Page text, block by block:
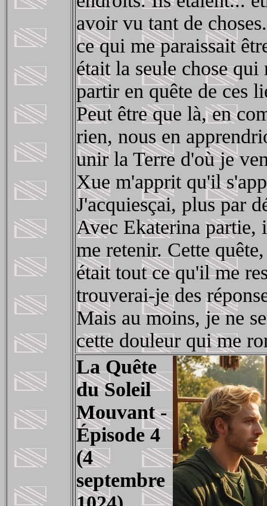
avoir vu tant de
ce qui me paraissait
était la seule chose
partir en quête de ces
Peut être que là, en
rien, nous en
unir la Terre d'où je
Xue m'apprit qu'il
J'acquiesçai, plus par
Avec Ekaterina partie,
me retenir. Cette
était tout ce qu'il me
trouverai-je des
Mais au moins, je ne
cette douleur qui me
La Quête
du Soleil
Mouvant -
Épisode 4
(4
septembre